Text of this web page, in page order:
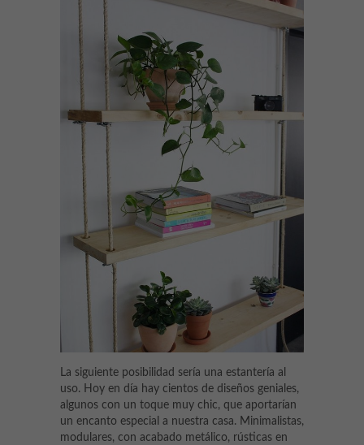
La siguiente posibilidad sería una estantería al
uso. Hoy en día hay cientos de diseños geniales,
algunos con un toque muy chic, que aportarían
un encanto especial a nuestra casa. Minimalistas,
modulares, con acabado metálico, rústicas en